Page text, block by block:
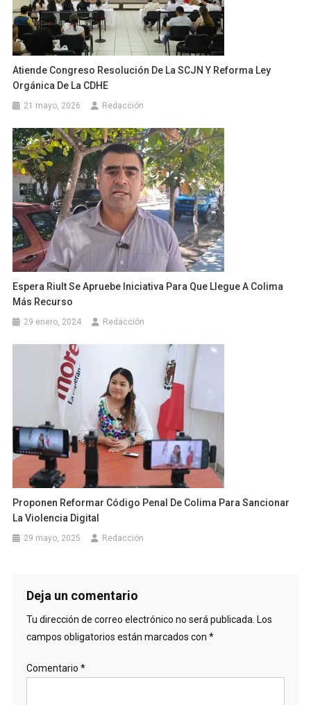
Atiende Congreso Resolución De La SCJN Y Reforma Ley
Orgánica De La CDHE
21 mayo, 2026 Redacción
Espera Riult Se Apruebe Iniciativa Para Que Llegue A Colima
Más Recurso
29 enero, 2024 Redacción
Proponen Reformar Código Penal De Colima Para Sancionar
La Violencia Digital
29 mayo, 2025 Redacción
Deja un comentario
Tu dirección de correo electrónico no será publicada. Los
campos obligatorios están marcados con *
Comentario *